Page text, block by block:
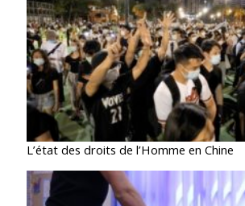
L’état des droits de l’Homme en Chine